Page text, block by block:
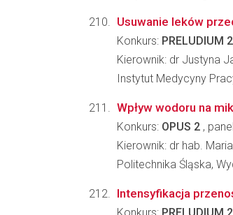
Usuwanie leków
Konkurs: PRELUDIUM 2
Kierownik: dr Justyna
Instytut Medycyny
Wpływ wodoru na
Konkurs: OPUS 2 ,
Kierownik: dr hab.
Politechnika Śląska,
Intensyfikacja